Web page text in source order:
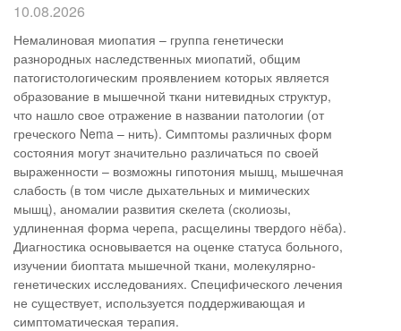
10.08.2026
Немалиновая миопатия – группа генетически
разнородных наследственных миопатий, общим
патогистологическим проявлением которых является
образование в мышечной ткани нитевидных структур,
что нашло свое отражение в названии патологии (от
греческого Nema – нить). Симптомы различных форм
состояния могут значительно различаться по своей
выраженности – возможны гипотония мышц, мышечная
слабость (в том числе дыхательных и мимических
мышц), аномалии развития скелета (сколиозы,
удлиненная форма черепа, расщелины твердого нёба).
Диагностика основывается на оценке статуса больного,
изучении биоптата мышечной ткани, молекулярно-
генетических исследованиях. Специфического лечения
не существует, используется поддерживающая и
симптоматическая терапия.